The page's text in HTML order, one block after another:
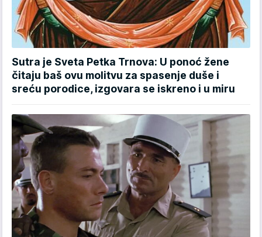
Sutra je Sveta Petka Trnova: U ponoć žene
čitaju baš ovu molitvu za spasenje duše i
sreću porodice, izgovara se iskreno i u miru